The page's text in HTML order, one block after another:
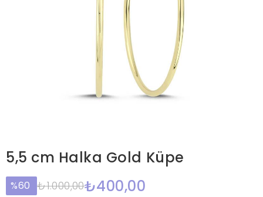
5,5 cm Halka Gold Küpe
60 ₺1.000,00₺400,00